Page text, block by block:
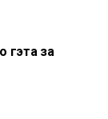
гэта за